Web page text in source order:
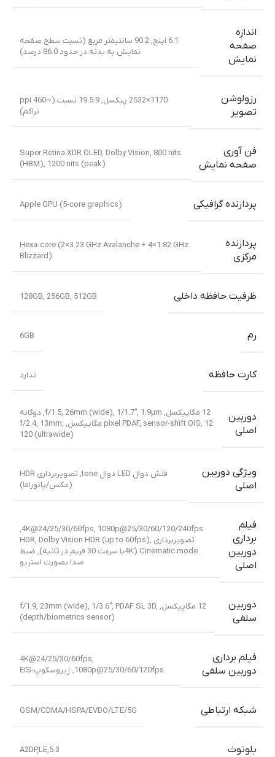
اندازه
صفحه
نمایش
6.1 اینچ, 90.2 سانتیمتر مربع (نسبت سطح صفحه
نمایش به بدنه در حدود 86.0 درصد)
رزولوشن
تصویر
1170×2532 پیکسل, 19.5:9 نسبت (~460 ppi
تراکم)
فن آوری
صفحه نمایش
Super Retina XDR OLED, Dolby Vision, 800 nits
(HBM), 1200 nits (peak)
پردازنده گرافیکی Apple GPU (5-core graphics)
پردازنده
مرکزی
Hexa-core (2×3.23 GHz Avalanche + 4×1.82 GHz
Blizzard)
ظرفیت حافظه داخلی 128GB, 256GB, 512GB
رم 6GB
کارت حافظه ندارد
دوربین
اصلی
12 مگاپیکسل, f/1.5, 26mm (wide), 1/1.7″, 1.9µm, دوگانه
pixel PDAF, sensor-shift OIS,
12 مگاپیکسل, f/2.4, 13mm,
120 (ultrawide)
ویژگی دوربین
اصلی
فلش دوال LED دوال tone, تصویربرداری HDR
(عکس/پانوراما)
فیلم
برداری
دوربین
اصلی
4K@24/25/30/60fps, 1080p@25/30/60/120/240fps,
تصویربرداری HDR, Dolby Vision HDR (up to 60fps),
Cinematic mode (4Kبا سرعت 30 فریم در ثانیه), ضبط
صدا بصورت استریو
دوربین
سلفی
12 مگاپیکسل, f/1.9, 23mm (wide), 1/3.6″, PDAF SL 3D,
(depth/biometrics sensor)
فیلم برداری
دوربین سلفی
4K@24/25/30/60fps,
1080p@25/30/60/120fps, ژیروسکوپ-EIS
شبکه ارتباطی GSM/CDMA/HSPA/EVDO/LTE/5G
بلوتوث 5.3,A2DP,LE